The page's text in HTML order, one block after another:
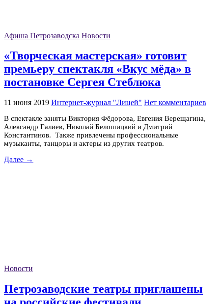
Афиша Петрозаводска Новости
«Творческая мастерская» готовит
премьеру спектакля «Вкус мёда» в
постановке Сергея Стеблюка
11 июня 2019 Интернет-журнал "Лицей" Нет комментариев
В спектакле заняты Виктория Фёдорова, Евгения Верещагина,
Александр Галиев, Николай Белошицкий и Дмитрий
Константинов. Также привлечены профессиональные
музыканты, танцоры и актеры из других театров.
Далее →
Новости
Петрозаводские театры приглашены